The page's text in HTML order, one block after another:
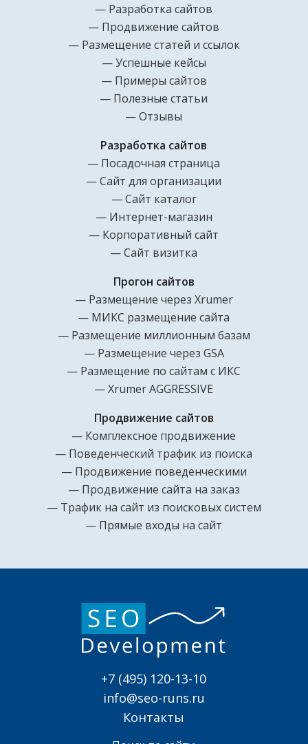
Разработка сайтов
Продвижение сайтов
Размещение статей и ссылок
Успешные кейсы
Примеры сайтов
Полезные статьи
Отзывы
Разработка сайтов
Посадочная страница
Сайт для организации
Сайт каталог
Интернет-магазин
Корпоративный сайт
Сайт визитка
Прогон сайтов
Размещение через Xrumer
МИКС размещение сайта
Размещение миллионным базам
Размещение через GSA
Размещение по сайтам с ИКС
Xrumer AGGRESSIVE
Продвижение сайтов
Комплексное продвижение
Поведенческий трафик из поиска
Продвижение поведенческими
Продвижение сайта на заказ
Трафик на сайт из поисковых систем
Прямые входы на сайт
+7 (495) 120-13-10
info@seo-runs.ru
Контакты